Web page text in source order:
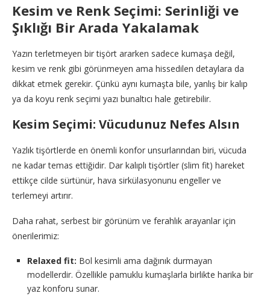
Kesim ve Renk Seçimi: Serinliği ve
Şıklığı Bir Arada Yakalamak
Yazın terletmeyen bir tişört ararken sadece kumaşa değil,
kesim ve renk gibi görünmeyen ama hissedilen detaylara da
dikkat etmek gerekir. Çünkü aynı kumaşta bile, yanlış bir kalıp
ya da koyu renk seçimi yazı bunaltıcı hale getirebilir.
Kesim Seçimi: Vücudunuz Nefes Alsın
Yazlık tişörtlerde en önemli konfor unsurlarından biri, vücuda
ne kadar temas ettiğidir. Dar kalıplı tişörtler (slim fit) hareket
ettikçe cilde sürtünür, hava sirkülasyonunu engeller ve
terlemeyi artırır.
Daha rahat, serbest bir görünüm ve ferahlık arayanlar için
önerilerimiz:
Relaxed fit: Bol kesimli ama dağınık durmayan
modellerdir. Özellikle pamuklu kumaşlarla birlikte harika bir
yaz konforu sunar.